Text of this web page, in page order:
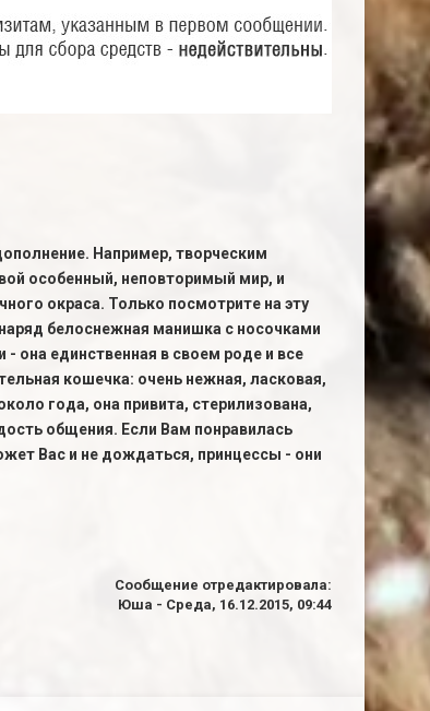
Например, творческим
особенный, неповторимый мир, и
окраса. Только посмотрите на эту
белоснежная манишка с носочками
- она единственная в своем роде и все
кошечка: очень нежная, ласковая,
года, она привита, стерилизована,
общения. Если Вам понравилась
Вас и не дождаться, принцессы - они
Сообщение отредактировала:
Юша - Среда, 16.12.2015, 09:44